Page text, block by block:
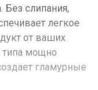
Без слипания,
легкое
от ваших
типа мощно
гламурные